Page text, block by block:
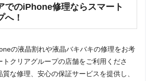
でのiPhone修理ならスマート
へ！
の液晶割れや液晶バキバキの修理をお考
トクリアグループの店舗をご利用くださ
な修理、安心の保証サービスを提供し、